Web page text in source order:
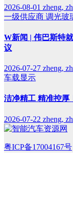
2026-08-01 zheng,
一级供应商 调光玻
W新闻 | 伟巴斯特
议
2026-07-27 zheng,
车载显示
洁净精工 精准控厚
2026-07-22 zheng,
粤ICP备17004167号